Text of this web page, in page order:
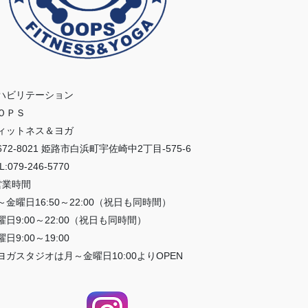
ビリテーション
ＰＳ
ットネス＆ヨガ
8021 姫路市白浜町宇佐崎中2丁目-575-6
246-5770
時間
金曜日16:50～22:00（祝日も同時間）
日9:00～22:00（祝日も同時間）
日9:00～19:00
ガスタジオは月～金曜日10:00よりOPEN